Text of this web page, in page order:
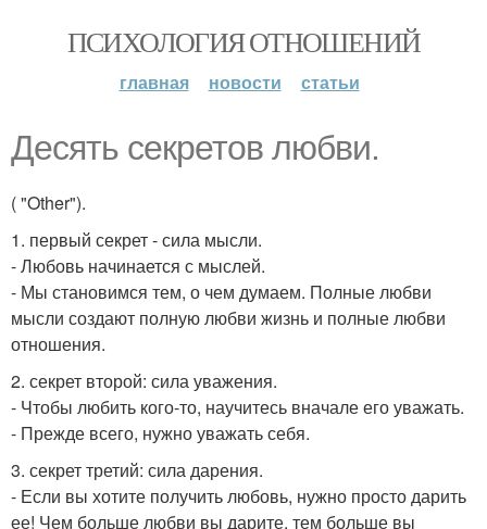
ПСИХОЛОГИЯ ОТНОШЕНИЙ
главная новости статьи
Десять секретов любви.
( "Other").
1. первый секрет - сила мысли.
- Любовь начинается с мыслей.
- Мы становимся тем, о чем думаем. Полные любви
мысли создают полную любви жизнь и полные любви
отношения.
2. секрет второй: сила уважения.
- Чтобы любить кого-то, научитесь вначале его уважать.
- Прежде всего, нужно уважать себя.
3. секрет третий: сила дарения.
- Если вы хотите получить любовь, нужно просто дарить
ее! Чем больше любви вы дарите, тем больше вы